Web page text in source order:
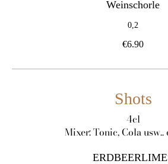
Weinschorle
0,2
€6.90
Shots
4cl
Mixer: Tonic, Cola